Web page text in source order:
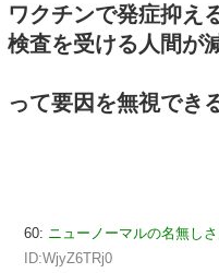
ワクチンで発症抑え
検査を受ける人間が
って要因を無視でき
60: ニューノーマルの名無し
ID:WjyZ6TRj0